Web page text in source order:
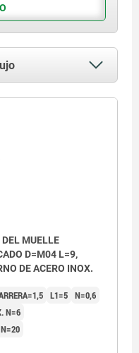
MUELLE
D=M04 L=9,
DE ACERO INOX.
L1=5 N=0,6
N=6
N=20